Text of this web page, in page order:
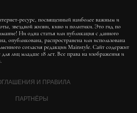
ресурс, посвященный наиболее важным и
звездной жизни, кино и политики. Это гид по
Ни одна статья или публикация с данного
опубликована, распространена или использована
согласия редакции Mainstyle. Сайт содержит
лиц младше 18 лет. Все права на изображения и
И ПРАВИЛА
ПАРТНЁРЫ